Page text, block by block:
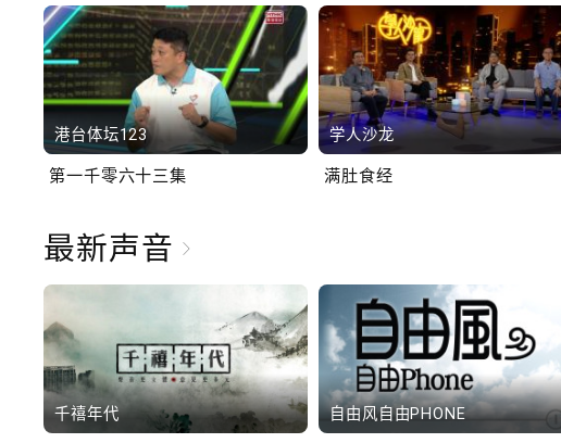
港台体坛123
第一千零六十三集
学人沙龙
满肚食经
最新声音
千禧年代 自由风自由PHONE